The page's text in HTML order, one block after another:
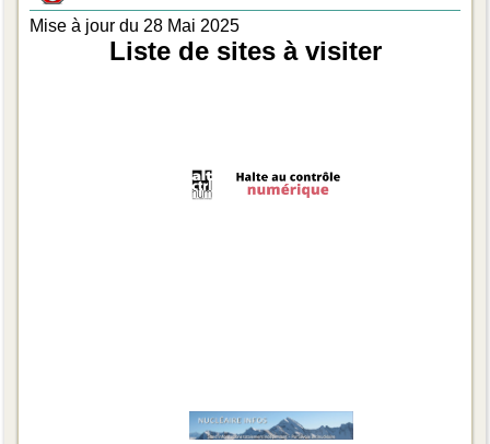
Mise à jour du 28 Mai 2025
Liste de sites à visiter